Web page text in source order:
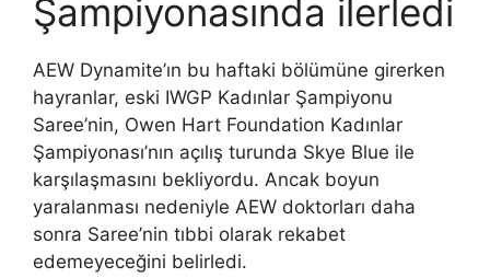
Şampiyonasında ilerledi
AEW Dynamite’ın bu haftaki bölümüne girerken
hayranlar, eski IWGP Kadınlar Şampiyonu
Saree’nin, Owen Hart Foundation Kadınlar
Şampiyonası’nın açılış turunda Skye Blue ile
karşılaşmasını bekliyordu. Ancak boyun
yaralanması nedeniyle AEW doktorları daha
sonra Saree’nin tıbbi olarak rekabet
edemeyeceğini belirledi.